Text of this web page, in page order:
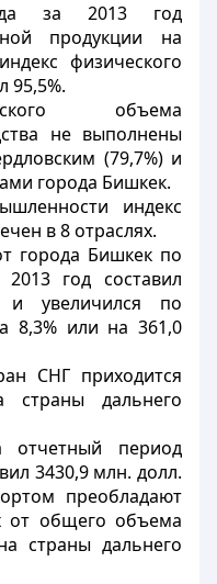
за 2013 год
продукции на
физического
95,5%.
объема
не выполнены
(79,7%) и
города Бишкек.
индекс
в 8 отраслях.
города Бишкек по
год составил
увеличился по
8,3% или на 361,0
СНГ приходится
страны дальнего
отчетный период
3430,9 млн. долл.
преобладают
от общего объема
страны дальнего